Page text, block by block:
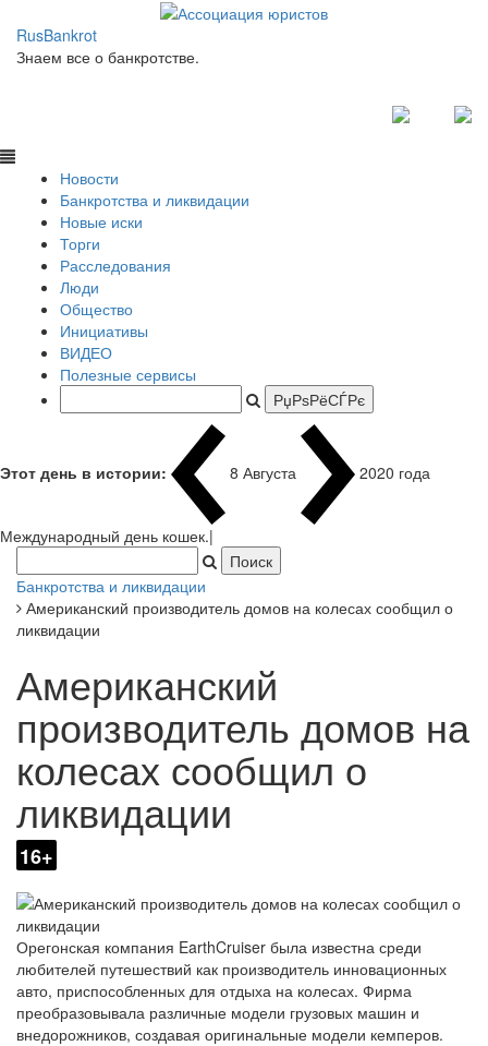
RusBankrot
Знаем все о банкротстве.
Новости
Банкротства и ликвидации
Новые иски
Торги
Расследования
Люди
Общество
Инициативы
ВИДЕО
Полезные сервисы
Этот день в истории: 8 Августа 2020 года
Международный день коше|
Банкротства и ликвидации
Американский производитель домов на колесах сообщил о
ликвидации
Американский
производитель домов на
колесах сообщил о
ликвидации
16+
Орегонская компания EarthCruiser была известна среди
любителей путешествий как производитель инновационных
авто, приспособленных для отдыха на колесах. Фирма
преобразовывала различные модели грузовых машин и
внедорожников, создавая оригинальные модели кемперов.